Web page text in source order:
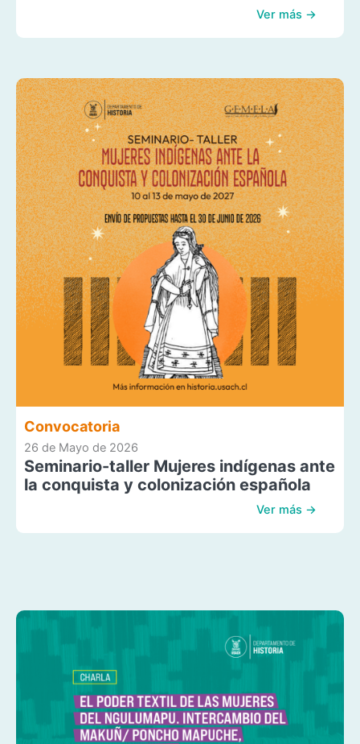
Ver más →
Convocatoria
26 de Mayo de 2026
Seminario-taller Mujeres indígenas ante
la conquista y colonización española
Ver más →